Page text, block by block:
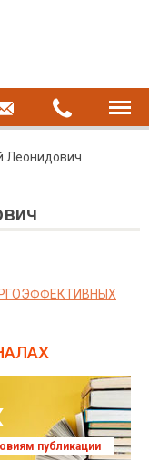
Леонидович
публикации